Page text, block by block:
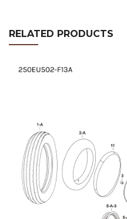
RELATED PRODUCTS